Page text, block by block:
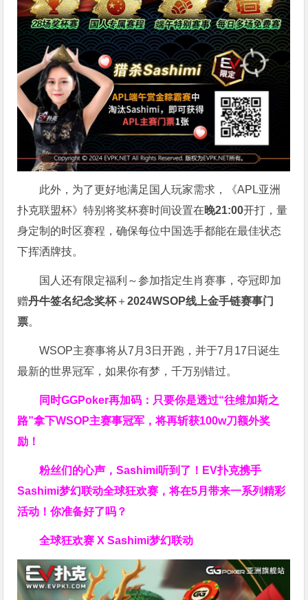
此外，为了更好地满足国人玩家需求，《APL亚洲
扑克联盟杯》特别将奖杯赛时间设置在晚21:00开打，量
身定制的时区赛程，确保每位中国选手都能在最佳状态
下挥洒牌技。
国人还有限定福利～参加指定生肖赛事，夺冠即加
赠丹牛签名纪念奖杯＋2024WSOP线上金手链赛事门
票。
WSOP主赛事将从7月3日开跑，并于7月17日诞生
最新的世界冠军，如果你有梦，千万别错过。
同时GGPoker再加码：只要你是透过“往维加斯之
路”拿下WSOP主赛事冠军，将再斩获100w刀额外奖
励！
粉丝们的心声，Sashimi听到了！EV扑克携手
Sashimi梦幻联动全球狂欢赛，将在5月带来一系列精彩
活动！你准备好了吗？
全球狂欢赛 X Sashimi梦幻联动